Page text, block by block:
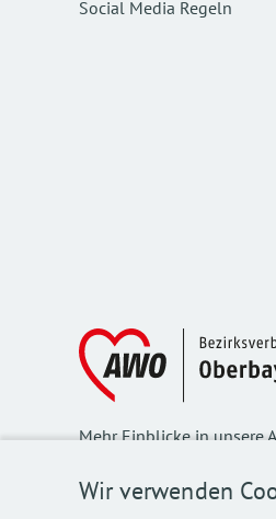
Wir verwenden
Social Media Regeln
Mehr Einblicke in unsere